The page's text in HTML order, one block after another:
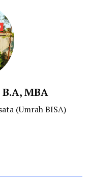
MBA
(Umrah BISA)